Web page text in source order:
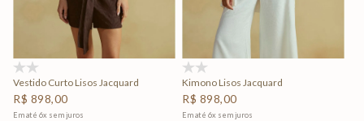
Vestido Curto Lisos Jacquard
R$ 898,00
Em até 6x sem juros
Kimono Lisos Jacquard
R$ 898,00
Em até 6x sem juros